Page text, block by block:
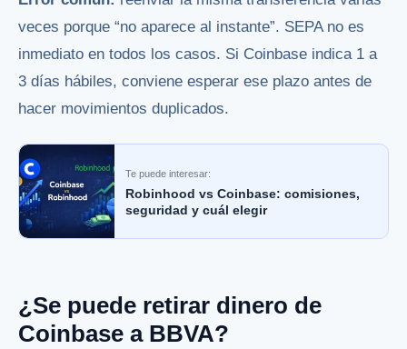
veces porque “no aparece al instante”. SEPA no es
inmediato en todos los casos. Si Coinbase indica 1 a
3 días hábiles, conviene esperar ese plazo antes de
hacer movimientos duplicados.
Te puede interesar:
Robinhood vs Coinbase: comisiones,
seguridad y cuál elegir
¿Se puede retirar dinero de
Coinbase a BBVA?